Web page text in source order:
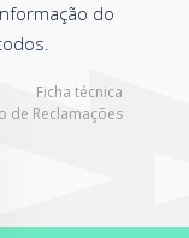
Ficha técnica
de Reclamações
do